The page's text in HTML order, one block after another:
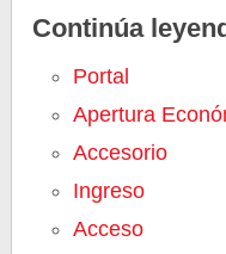
Continúa
Portal
Apertura
Accesorio
Ingreso
Acceso